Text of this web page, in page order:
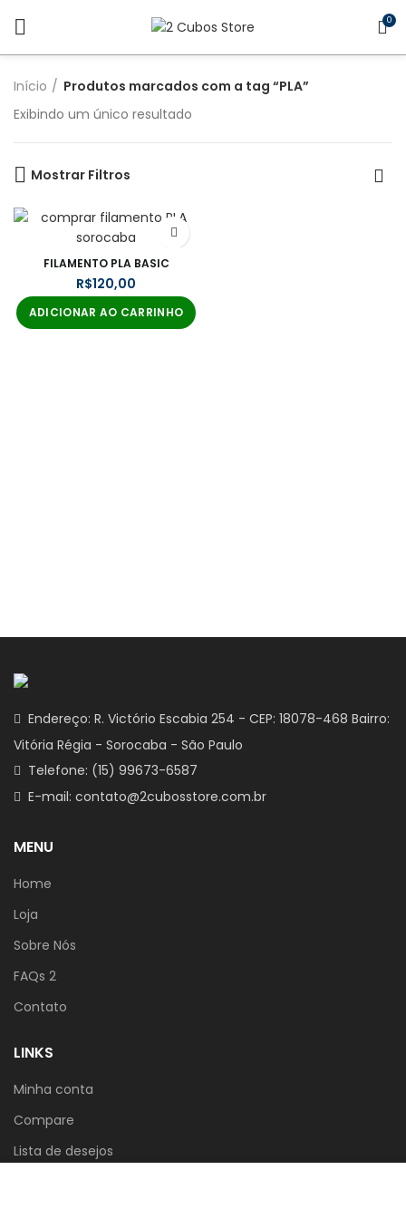
0
Início
Produtos marcados com a tag “PLA”
Exibindo um único resultado
Mostrar Filtros
FILAMENTO PLA BASIC
R$
ADICIONAR AO CARRINHO
Endereço: R. Victório Escabia 254 - CEP: 18078-468 Bairro:
Vitória Régia - Sorocaba - São Paulo
Telefone: (15) 99673-6587
E-mail: contato@2cubosstore.com.br
MENU
Home
Loja
Sobre Nós
FAQs 2
Contato
LINKS
Minha conta
Compare
Lista de desejos